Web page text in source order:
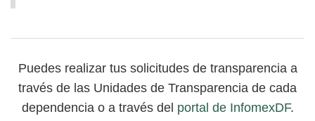
Puedes realizar tus solicitudes de transparencia a
través de las Unidades de Transparencia de cada
dependencia o a través del portal de InfomexDF.